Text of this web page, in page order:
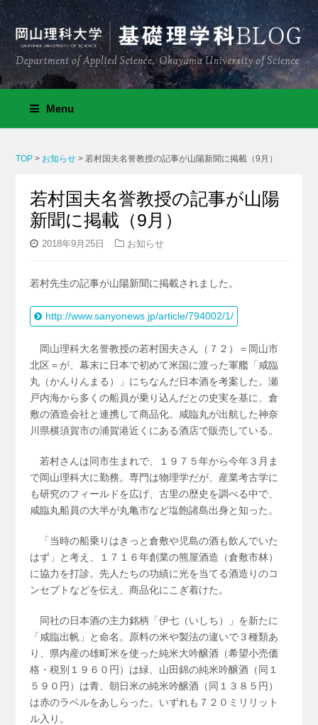
Menu
TOP > お知らせ >若村国夫名誉教授の記事が山陽新聞に掲載（9月）
若村国夫名誉教授の記事が山陽
新聞に掲載（9月）
2018年9月25日 お知らせ
若村先生の記事が山陽新聞に掲載されました。
http://www.sanyonews.jp/article/794002/1/
岡山理科大名誉教授の若村国夫さん（７２）＝岡山市
北区＝が、幕末に日本で初めて米国に渡った軍艦「咸臨
丸（かんりんまる）」にちなんだ日本酒を考案した。瀬
戸内海から多くの船員が乗り込んだとの史実を基に、倉
敷の酒造会社と連携して商品化。咸臨丸が出航した神奈
川県横須賀市の浦賀港近くにある酒店で販売している。
若村さんは同市生まれで、１９７５年から今年３月ま
で岡山理科大に勤務。専門は物理学だが、産業考古学に
も研究のフィールドを広げ、古里の歴史を調べる中で、
咸臨丸船員の大半が丸亀市など塩飽諸島出身と知った。
「当時の船乗りはきっと倉敷や児島の酒も飲んでいた
はず」と考え、１７１６年創業の熊屋酒造（倉敷市林）
に協力を打診。先人たちの功績に光を当てる酒造りのコ
ンセプトなどを伝え、商品化にこぎ着けた。
同社の日本酒の主力銘柄「伊七（いしち）」を新たに
「咸臨出帆」と命名。原料の米や製法の違いで３種類あ
り、県内産の雄町米を使った純米大吟醸酒（希望小売価
格・税別１９６０円）は緑、山田錦の純米吟醸酒（同１
５９０円）は青、朝日米の純米吟醸酒（同１３８５円）
は赤のラベルをあしらった。いずれも７２０ミリリット
ル入り。